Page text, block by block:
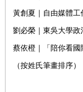
黃創夏｜自由媒體工
劉必榮｜東吳大學政
蔡依橙｜「陪你看國
（按姓氏筆畫排序）